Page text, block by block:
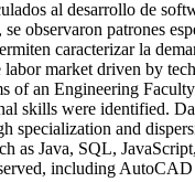
al desarrollo de
observaron patrones
caracterizar la
market driven by
an Engineering
skills were identified.
and
Java, SQL,
including